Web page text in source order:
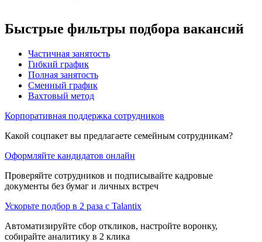
Быстрые фильтры подбора вакансий
Частичная занятость
Гибкий график
Полная занятость
Сменный график
Вахтовый метод
Корпоративная поддержка сотрудников
Какой соцпакет вы предлагаете семейным сотрудникам?
Оформляйте кандидатов онлайн
Проверяйте сотрудников и подписывайте кадровые
документы без бумаг и личных встреч
Ускорьте подбор в 2 раза с Talantix
Автоматизируйте сбор откликов, настройте воронку,
собирайте аналитику в 2 клика